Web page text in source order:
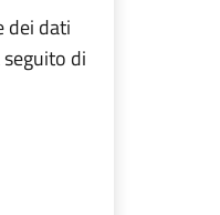
dei dati
di